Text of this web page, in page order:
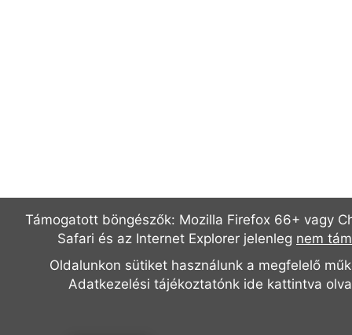
Támogatott böngészők: Mozilla Firefox 66+ vagy
Safari és az Internet Explorer jelenleg nem
Oldalunkon sütiket használunk a megfelelő
Adatkezelési tájékoztatónk ide kattintva